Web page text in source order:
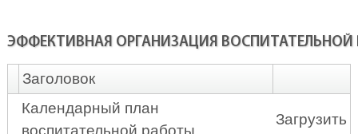
ЭФФЕКТИВНАЯ ОРГАНИЗАЦИЯ
Заголовок
Календарный план
воспитательной работы
Загрузить